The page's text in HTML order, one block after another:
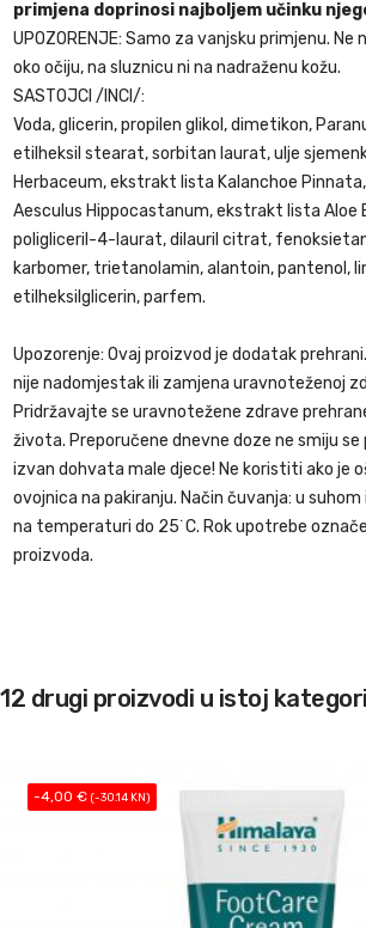
primjena doprinosi najboljem učinku
UPOZORENJE: Samo za vanjsku primjenu.
oko očiju, na sluznicu ni na nadraženu kožu.
SASTOJCI /INCI/:
Voda, glicerin, propilen glikol, dimetikon,
etilheksil stearat, sorbitan laurat, ulje
Herbaceum, ekstrakt lista Kalanchoe
Aesculus Hippocastanum, ekstrakt lista Aloe
poligliceril-4-laurat, dilauril citrat,
karbomer, trietanolamin, alantoin, pantenol,
etilheksilglicerin, parfem.
Upozorenje: Ovaj proizvod je dodatak
nije nadomjestak ili zamjena uravnoteženoj
Pridržavajte se uravnotežene zdrave
života. Preporučene dnevne doze ne smiju
izvan dohvata male djece! Ne koristiti ako je
ovojnica na pakiranju. Način čuvanja: u
na temperaturi do 25˙C. Rok upotrebe
proizvoda.
12 drugi proizvodi u istoj
-4,00 € (-30.14 KN)